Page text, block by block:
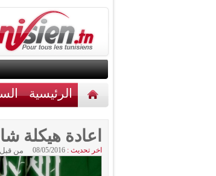
الرئيسية
اعادة هيكلة
اخر تحديث : 08/05/2016 من قبل